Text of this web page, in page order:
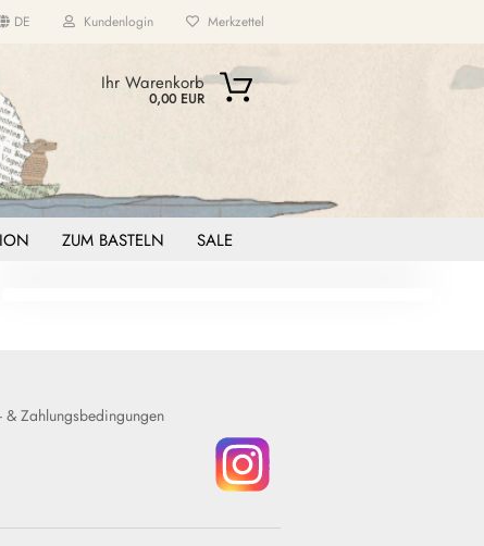
DE Kundenlogin Merkzettel
Ihr Warenkorb
0,00 EUR
ZUM BASTELN SALE
& Zahlungsbedingungen